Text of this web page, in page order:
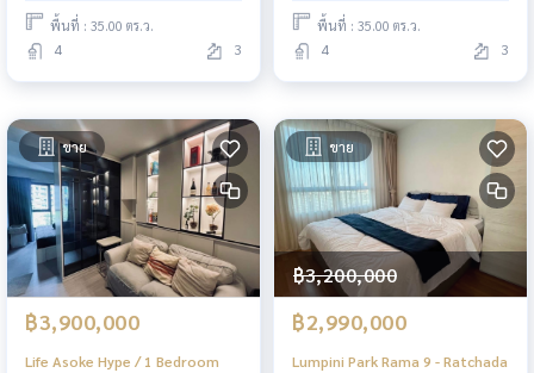
พื้นที่ : 35.00 ตร.ว.
4 3
พื้นที่ : 35.00 ตร.ว.
4 3
ขาย
฿3,900,000
Life Asoke Hype / 1 Bedroom
ขาย
฿3,200,000
฿2,990,000
Lumpini Park Rama 9 - Ratchada